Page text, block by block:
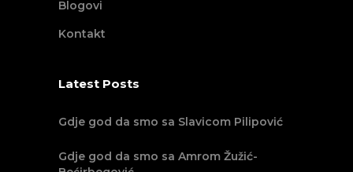
Blogovi
Kontakt
Latest Posts
Gdje god da smo sa Slavicom Pilipović
Gdje god da smo sa Amrom Žužić-